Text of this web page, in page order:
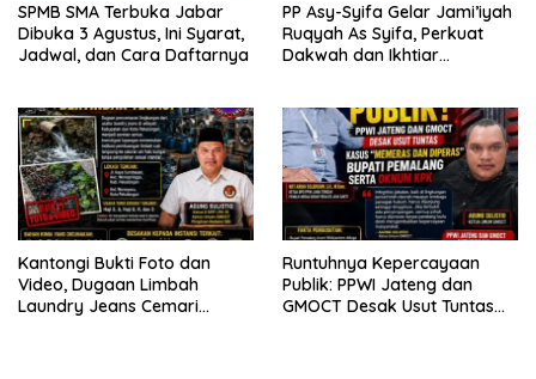
SPMB SMA Terbuka Jabar
Dibuka 3 Agustus, Ini Syarat,
Jadwal, dan Cara Daftarnya
PP Asy-Syifa Gelar Jami’iyah
Ruqyah As Syifa, Perkuat
Dakwah dan Ikhtiar
Kantongi Bukti Foto dan
Video, Dugaan Limbah
Laundry Jeans Cemari
Runtuhnya Kepercayaan
Publik: PPWI Jateng dan
GMOCT Desak Usut Tuntas